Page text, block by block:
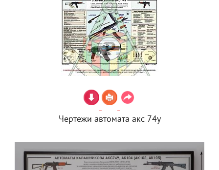
Чертежи автомата акс 74у